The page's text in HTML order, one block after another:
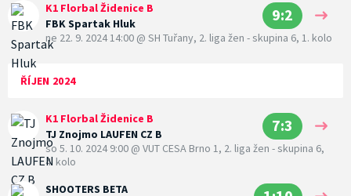
K1 Florbal Židenice B
FBK Spartak Hluk
9:2
ne 22. 9. 2024 14:00 @ SH Tuřany, 2. liga žen - skupina 6, 1. kolo
ŘÍJEN 2024
K1 Florbal Židenice B
TJ Znojmo LAUFEN CZ B
7:3
so 5. 10. 2024 9:00 @ VUT CESA Brno 1, 2. liga žen - skupina 6,
4. kolo
SHOOTERS BETA